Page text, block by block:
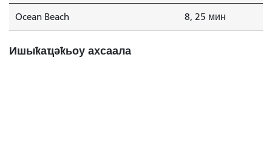
Ocean Beach 8, 25 мин
Ишыҟаҵәҟьоу ахсаала